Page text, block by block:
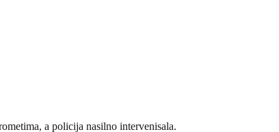
a policija nasilno intervenisala.